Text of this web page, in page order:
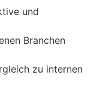
und
Branchen
zu internen